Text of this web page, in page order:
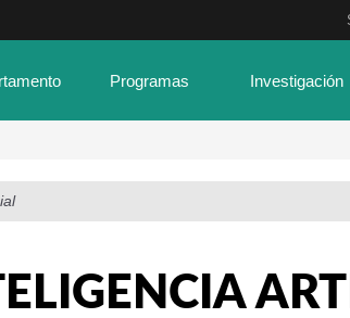
Programas Investigación